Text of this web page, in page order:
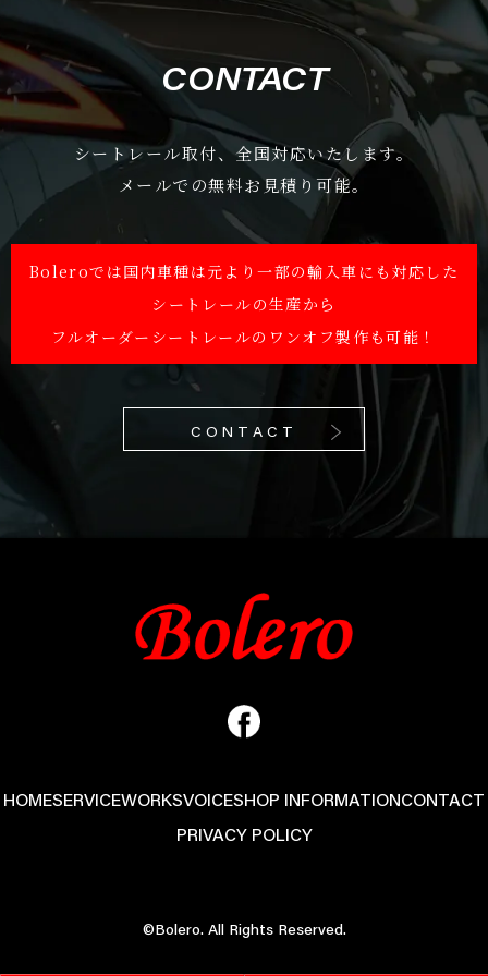
CONTACT
シートレール取付、全国対応いたします。
メールでの無料お見積り可能。
Boleroでは国内車種は元より一部の輸入車にも対応した
シートレールの生産から
フルオーダーシートレールのワンオフ製作も可能！
CONTACT
HOMESERVICEWORKSVOICESHOP INFORMATIONCONTACT
PRIVACY POLICY
©Bolero. All Rights Reserved.